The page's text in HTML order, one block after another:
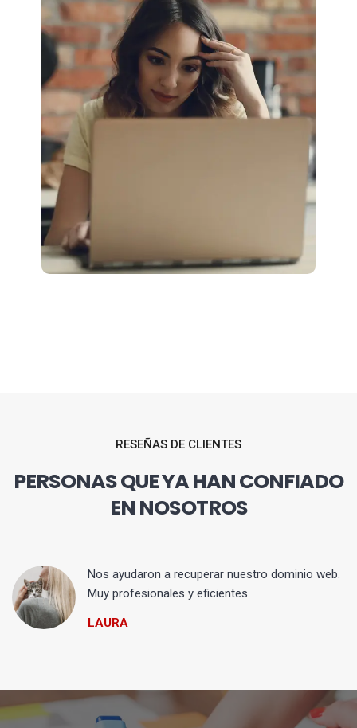
RESEÑAS DE CLIENTES
PERSONAS QUE YA HAN CONFIADO
EN NOSOTROS
Nos ayudaron a recuperar nuestro dominio web.
Muy profesionales y eficientes.
LAURA